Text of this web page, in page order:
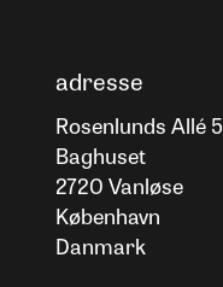
adresse
Rosenlunds Allé 5
Baghuset
2720 Vanløse
København
Danmark